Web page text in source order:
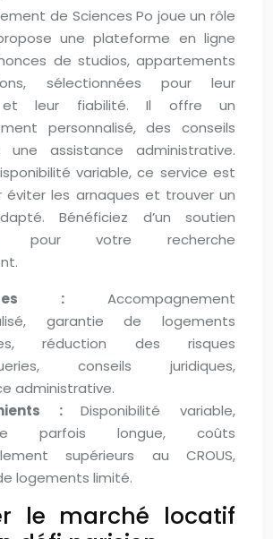
de Sciences Po joue un rôle
une plateforme en ligne
de studios, appartements
sélectionnées pour leur
et leur fiabilité. Il offre un
personnalisé, des conseils
une assistance administrative.
variable, ce service est
éviter les arnaques et trouver un
Bénéficiez d’un soutien
pour votre recherche
: Accompagnement
garantie de logements
réduction des risques
conseils juridiques,
administrative.
:Disponibilité variable,
parfois longue, coûts
supérieurs au CROUS,
logements limité.
le marché locatif